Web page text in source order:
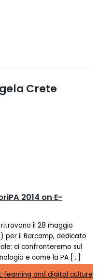
Crete
2014 on E-
il 28 maggio
per il Barcamp, dedicato
ci confronteremo sul
e come la PA […]
learning and digital culture